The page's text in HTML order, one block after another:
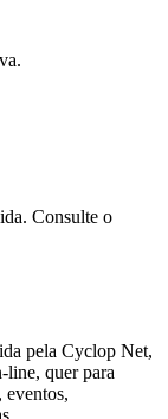
Consulte o
pela Cyclop Net,
line, quer para
eventos,